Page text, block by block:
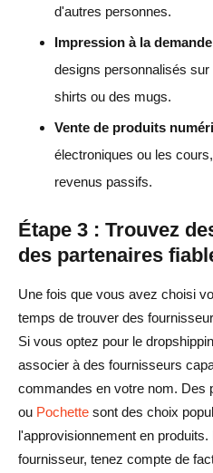
d'autres personnes.
Impression à la demande
designs personnalisés
shirts ou des mugs.
Vente de produits
électroniques ou les
revenus passifs.
Étape 3 : Trouvez
des partenaires
Une fois que vous avez choisi
temps de trouver des
Si vous optez pour le
associer à des fournisseurs
commandes en votre nom. Des
ou Pochette sont des choix
l'approvisionnement en
fournisseur, tenez compte de